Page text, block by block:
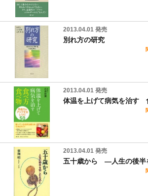
2013.04.01 発売
別れ方の研究
2013.04.01 発売
体温を上げて病気を治す
2013.04.01 発売
五十歳から ―人生の後半